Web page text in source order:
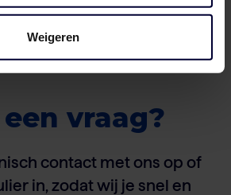
Weigeren
vraag?
contact met ons op of
in, zodat wij je snel en